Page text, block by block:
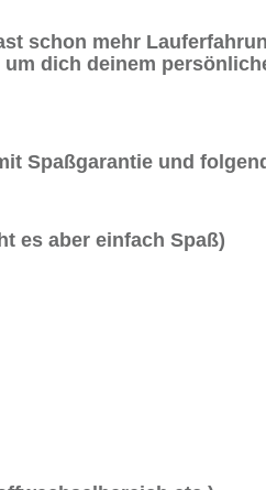
schon mehr
dich deinem
Spaßgarantie und
es aber einfach Spaß)